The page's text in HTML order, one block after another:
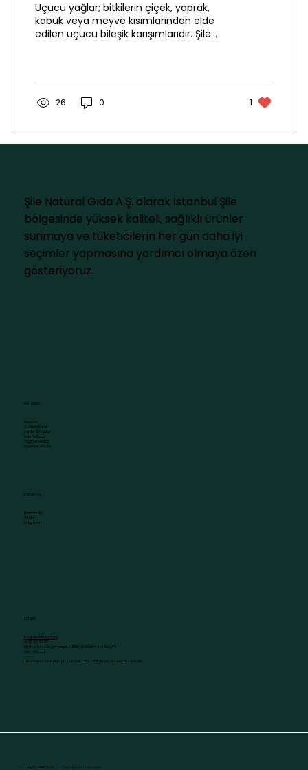
Uçucu yağlar; bitkilerin çiçek, yaprak,
kabuk veya meyve kısımlarından elde
edilen uçucu bileşik karışımlarıdır. Şile
26 0 1
Şile Natural Gıda A.Ş. olarak İstanbul Şile
bölgesinde yüksek kaliteli, sağlıklı ürünler
sunmaya ve tüketicilerin her gün daha iyi
seçimler yapmasına yardımcı olmaya özen
gösteriyoruz.
HIZLI MENÜ
Mağaza
Gizlilik Politikası
Şartlar & Koşullar
İade Politikası
Taşıma Politikası
Erişebilirlik Beyanı
KURUMSAL
Hakkımızda
İletişim
Belgelerimiz
info@silenatural.com
0505 367 96 80
Merkez Adres: Değirmençayırı Mah. Ayabakan Sok. No:27/4
Şile - İstanbul
TUGİP Adres: Barış Mah. Dr. Zeki Acar Cad. Tübitak No:1/21-1 Gebze - Kocaeli
Copyright © 2025 Şile Natural Gıda A.Ş. Her hakkı saklıdır.